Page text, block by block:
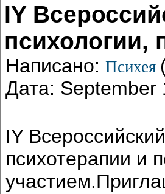
IY
психологии,
Написано: Психея
Дата: September
IY
психотерапии и